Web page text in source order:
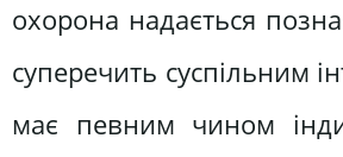
охорона надається
суперечить суспільним
має певним чином